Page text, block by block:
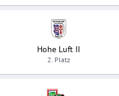
Hohe Luft II
2. Platz